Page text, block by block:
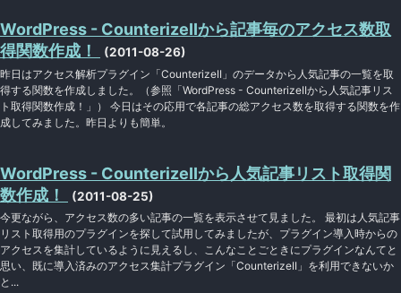
WordPress - CounterizeIIから記事毎のアクセス数取
得関数作成！
(2011-08-26)
昨日はアクセス解析プラグイン「CounterizeII」のデータから人気記事の一覧を取
得する関数を作成しました。（参照「WordPress - CounterizeIIから人気記事リス
ト取得関数作成！」） 今日はその応用で各記事の総アクセス数を取得する関数を作
成してみました。昨日よりも簡単。
WordPress - CounterizeIIから人気記事リスト取得関
数作成！
(2011-08-25)
今更ながら、アクセス数の多い記事の一覧を表示させて見ました。 最初は人気記事
リスト取得用のプラグインを探して試用してみましたが、プラグイン導入時からの
アクセスを集計しているように見えるし、こんなことごときにプラグインなんてと
思い、既に導入済みのアクセス集計プラグイン「CounterizeII」を利用できないか
と...